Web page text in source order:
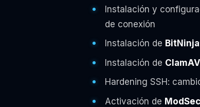
Instalación y
de conexión
Instalación de BitNinja
Instalación de ClamAV
Hardening SSH:
Activación de